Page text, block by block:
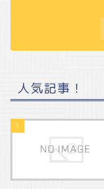
人気記事！
1